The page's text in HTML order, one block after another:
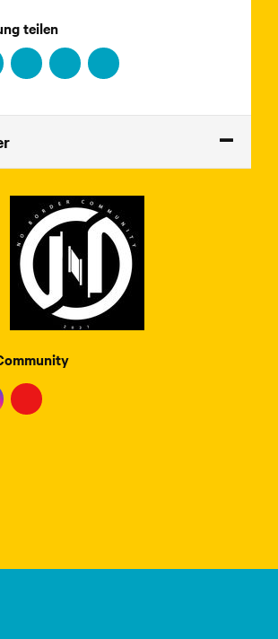
teilen